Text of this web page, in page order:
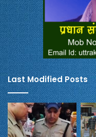
Last Modified Posts